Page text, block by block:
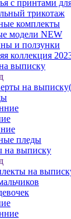
с принтами
трикотаж
комплекты
модели NEW
и ползунки
коллекция
выписку
на выписку
пледы
на выписку
на